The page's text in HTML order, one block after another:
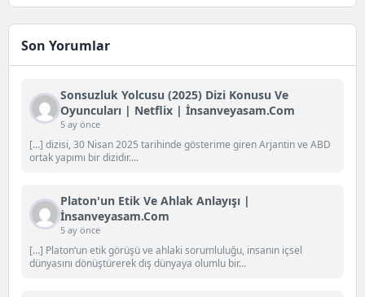
Son Yorumlar
Sonsuzluk Yolcusu (2025) Dizi Konusu Ve
Oyuncuları | Netflix | İnsanveyasam.com
5 ay önce
[…] dizisi, 30 Nisan 2025 tarihinde gösterime giren Arjantin ve ABD
ortak yapımı bir dizidir....
Platon'un Etik Ve Ahlak Anlayışı |
İnsanveyasam.com
5 ay önce
[…] Platon‘un etik görüşü ve ahlaki sorumluluğu, insanın içsel
dünyasını dönüştürerek dış dünyaya olumlu bir...